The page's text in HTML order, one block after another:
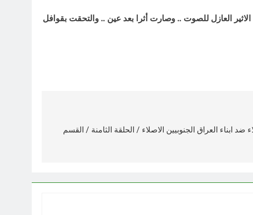
المبحوح في الاثير العازل للصوت .. وصارت أثرا بعد عين .. والتحقت بقوافل
ضد ابناء العراق الجنوبيين الاصلاء / الحلقة الثامنة / القسم